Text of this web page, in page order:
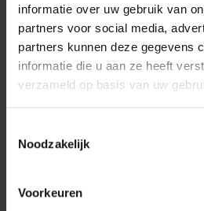
informatie over uw gebruik van
partners voor social media,
partners kunnen deze gegevens
informatie die u aan ze heeft
verzameld op basis van uw
Noodzakelijk
Voorkeuren
er in het ERP-
Odoo?
De implementatie door OBS-
POS/Kassa
: Een